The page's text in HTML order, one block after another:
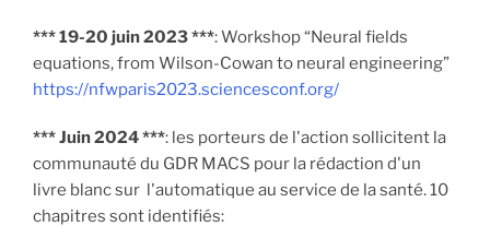
*** 19-20 juin 2023 ***: Workshop “Neural fields
equations, from Wilson-Cowan to neural engineering”
https://nfwparis2023.sciencesconf.org/
*** Juin 2024 ***: les porteurs de l'action sollicitent la
communauté du GDR MACS pour la rédaction d'un
livre blanc sur l'automatique au service de la santé. 10
chapitres sont identifiés: